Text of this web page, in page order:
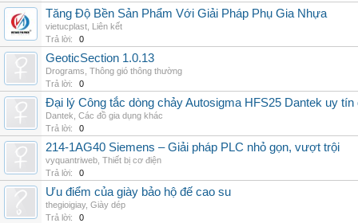
Tăng Độ Bền Sản Phẩm Với Giải Pháp Phụ Gia Nhựa
vietucplast Liên kết
Trả lời:
0
GeoticSection 1.0.13
Drograms Thông gió thông thường
Trả lời:
0
Đại lý Công tắc dòng chảy Autosigma HFS25 Dantek uy tín
Dantek Các đồ gia dụng khác
Trả lời:
0
214-1AG40 Siemens – Giải pháp PLC nhỏ gọn, vượt trội
vyquantriweb Thiết bị cơ điện
Trả lời:
0
Ưu điểm của giày bảo hộ đế cao su
thegioigiay, Giày dép
Trả lời:
0